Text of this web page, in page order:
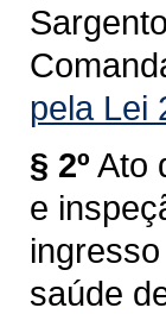
pela Lei
§ 2º Ato
e
saúde